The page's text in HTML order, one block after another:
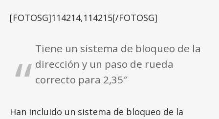
[FOTOSG]114214,114215[/FOTOSG]
Tiene un sistema de bloqueo de la
dirección y un paso de rueda
correcto para 2,35″
Han incluido un sistema de bloqueo de la